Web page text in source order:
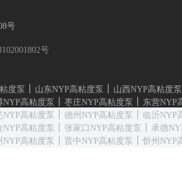
号
号
度泵 山东NYP高粘度泵
山西NYP高粘度泵
NYP高粘度泵 枣庄NYP高粘度泵
东营NYP
NYP高粘度泵 德州NYP高粘度泵
临沂NYP
NYP高粘度泵 张家口NYP高粘度泵
承德
NYP高粘度泵 晋中NYP高粘度泵 忻州NYP